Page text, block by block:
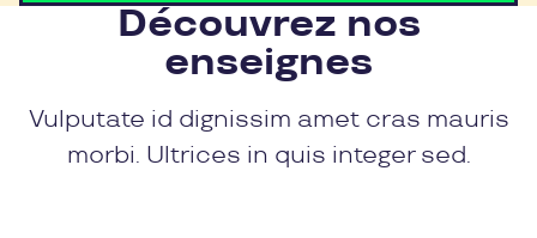
Découvrez nos
enseignes
Vulputate id dignissim amet cras mauris
morbi. Ultrices in quis integer sed.